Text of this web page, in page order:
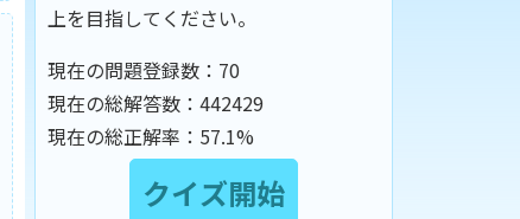
上を目指してください。
現在の問題登録数： 70
現在の総解答数： 442429
現在の総正解率： 57.1%